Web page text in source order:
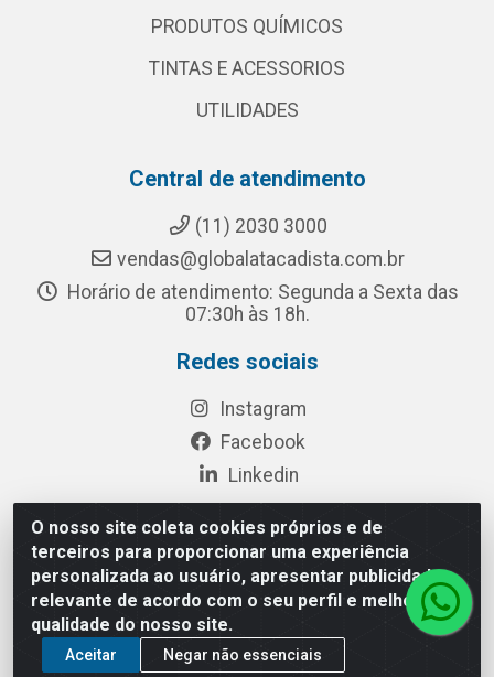
O nosso site coleta cookies próprios e de
terceiros para proporcionar uma experiência
personalizada ao usuário, apresentar publicidade
relevante de acordo com o seu perfil e melhorar a
qualidade do nosso site.
Aceitar Negar não essenciais
PRODUTOS QUÍMICOS
TINTAS E ACESSORIOS
UTILIDADES
Central de atendimento
(11) 2030 3000
vendas@globalatacadista.com.br
Horário de atendimento: Segunda a Sexta das
07:30h às 18h.
Redes sociais
Instagram
Facebook
Linkedin
Rua Chipuê, 117 - S. Miguel Paulista São Paulo/SP - CEP
08010-260- CNPJ: 03.010.739/0001-72